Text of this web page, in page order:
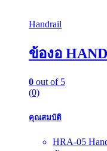
Handrail
ข้องอ
0 out of 5
(0)
คุณสมบัติ
HRA-05